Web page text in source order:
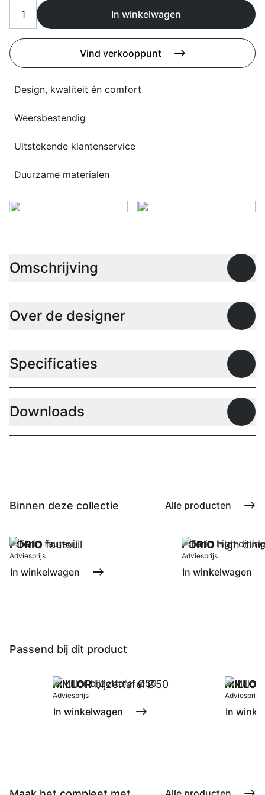
Deals
Flagship stores
Contact
3D modellen
Support
Nieuws
Events
Werken bij
In winkelwagen
Vind verkooppunt
Design, kwaliteit én comfort
Weersbestendig
Uitstekende klantenservice
Duurzame materialen
Omschrijving
Over de designer
Specificaties
Downloads
Binnen deze collectie Alle producten
FORIOfauteuil
Adviesprijs
In winkelwagen
FORIOhigh
Adviesprijs
In winkelwagen
Passend bij dit product
MILLORbijzettafel Ø50
Adviesprijs
In winkelwagen
MILLOR
Adviesprijs
In